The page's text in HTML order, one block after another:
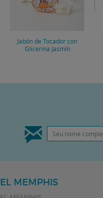
Jabón de Tocador con
Glicerina Jasmín
EL MEMPHIS